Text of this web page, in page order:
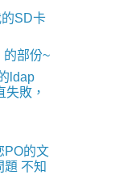
SD卡
的部份~
ldap
敗，
PO的文
題 不知